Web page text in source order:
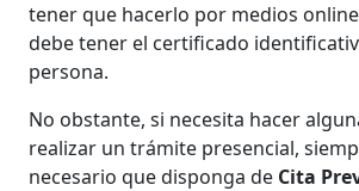
tener que hacerlo por medios
debe tener el certificado
persona.
No obstante, si necesita hacer
realizar un trámite presencial,
necesario que disponga de Cita